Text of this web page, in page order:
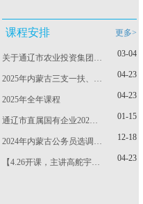
课程安排 更多>
03-04
关于通辽市农业投资集团…
04-23
2025年内蒙古三支一扶、…
04-23
2025年全年课程
01-15
通辽市直属国有企业202…
12-18
2024年内蒙古公务员选调…
04-23
【4.26开课，主讲高舵宇…